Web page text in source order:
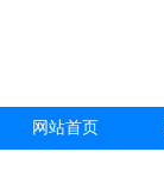
网站首页